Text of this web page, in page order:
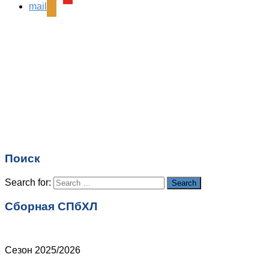
mail
Поиск
Search for: Search
Сборная СПбХЛ
Сезон 2025/2026